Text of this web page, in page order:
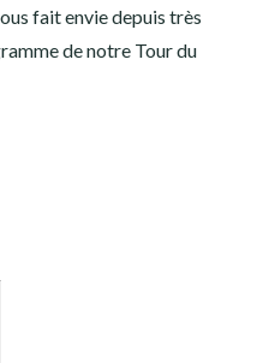
fait envie depuis très
de notre Tour du